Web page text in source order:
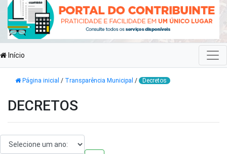
Início
Página inicial / Transparência Municipal / Decretos
DECRETOS